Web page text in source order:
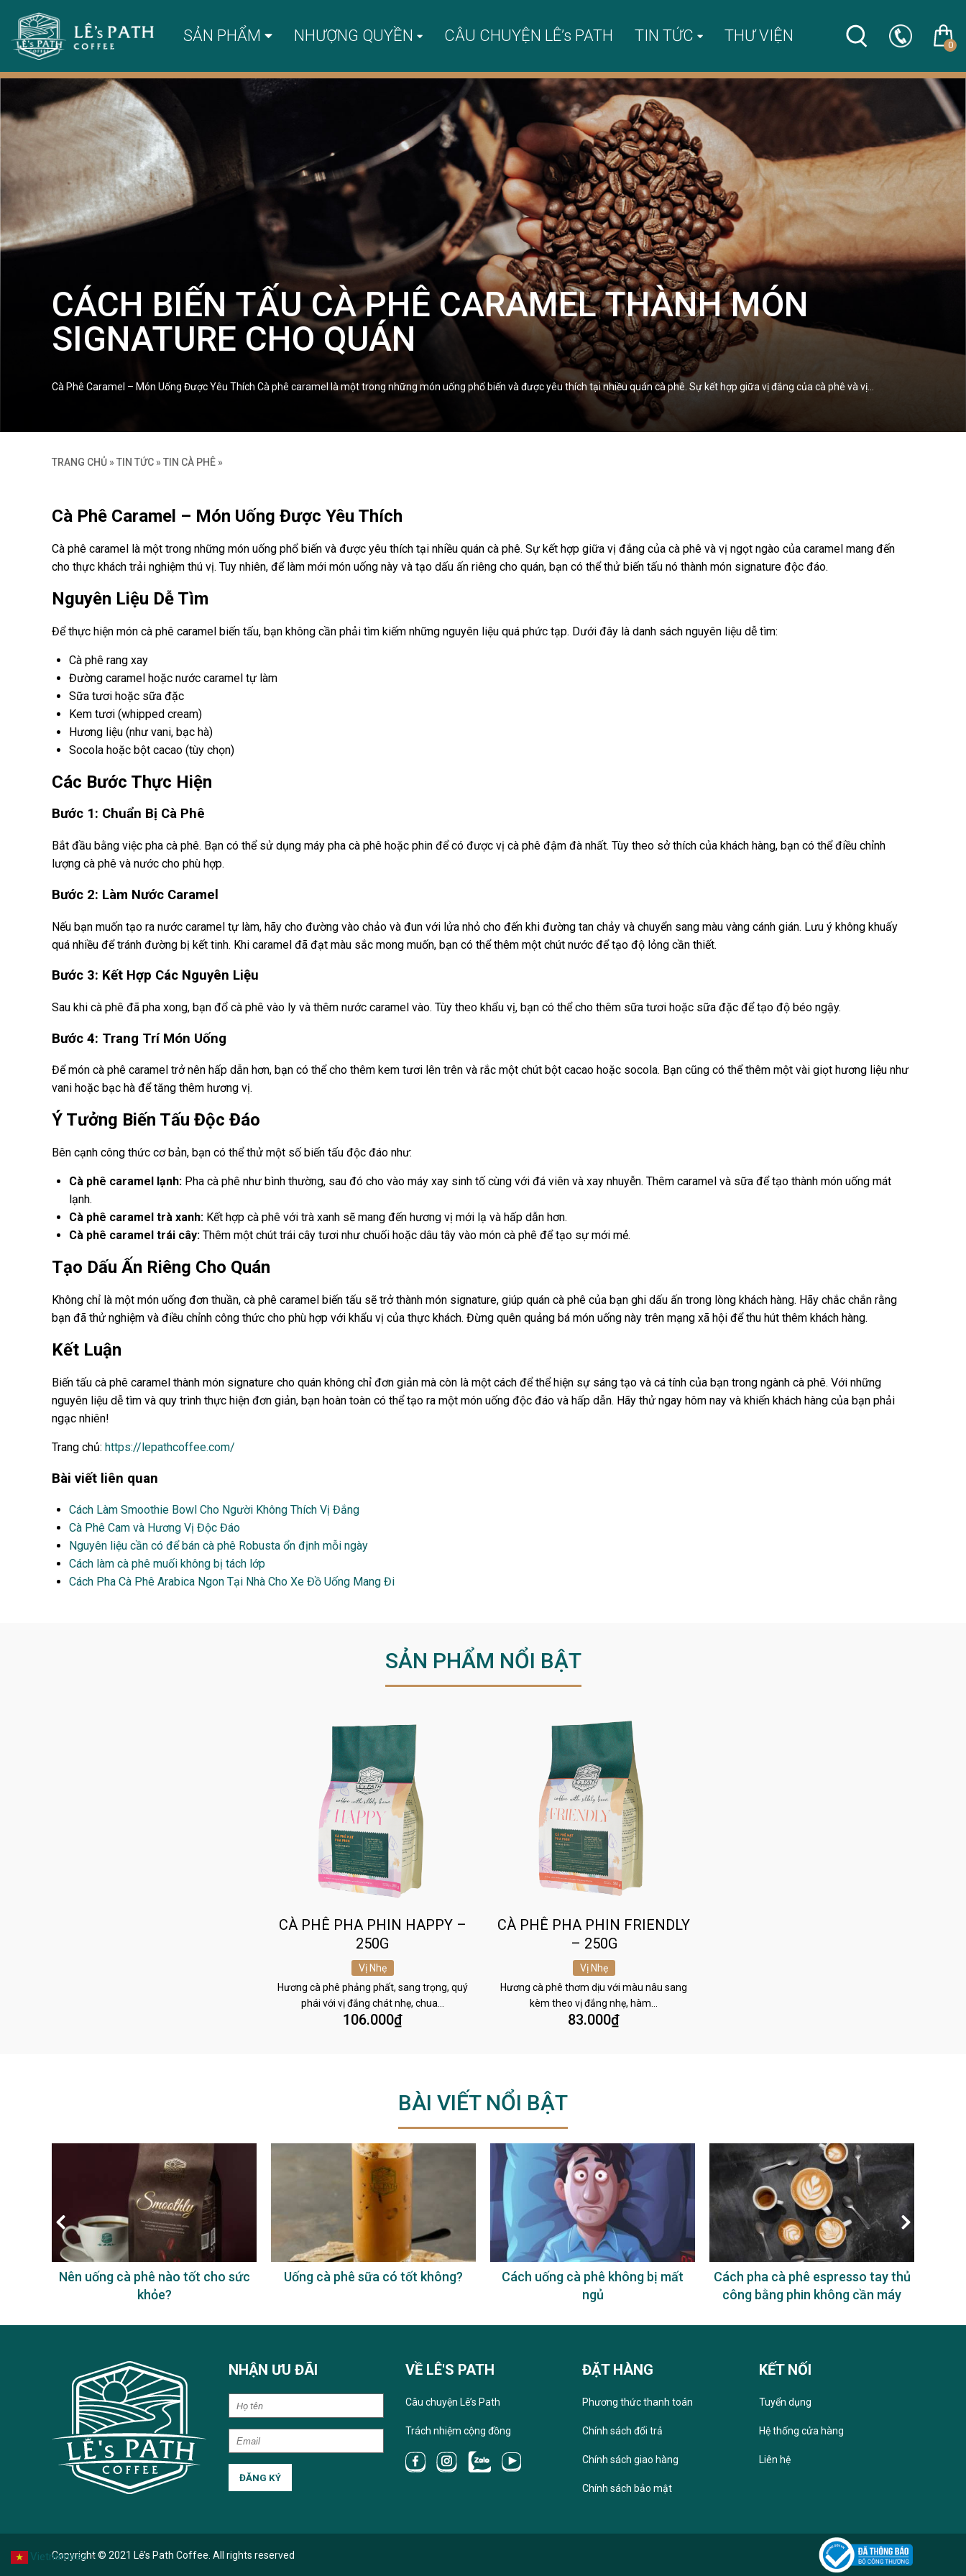
SẢN PHẨM NHƯỢNG QUYỀN CÂU CHUYỆN LÊ’s PATH TIN TỨC THƯ VIỆN 0
CÁCH BIẾN TẤU CÀ PHÊ CARAMEL THÀNH MÓN
SIGNATURE CHO QUÁN
Cà Phê Caramel – Món Uống Được Yêu Thích Cà phê caramel là một trong những món uống phổ biến và được yêu thích tại nhiều quán cà phê. Sự kết hợp giữa vị đắng của cà phê và vị…
TRANG CHỦ » TIN TỨC » TIN CÀ PHÊ »
Cà Phê Caramel – Món Uống Được Yêu Thích
Cà phê caramel là một trong những món uống phổ biến và được yêu thích tại nhiều quán cà phê. Sự kết hợp giữa vị đắng của cà phê và vị ngọt ngào của caramel mang đến
cho thực khách trải nghiệm thú vị. Tuy nhiên, để làm mới món uống này và tạo dấu ấn riêng cho quán, bạn có thể thử biến tấu nó thành món signature độc đáo.
Nguyên Liệu Dễ Tìm
Để thực hiện món cà phê caramel biến tấu, bạn không cần phải tìm kiếm những nguyên liệu quá phức tạp. Dưới đây là danh sách nguyên liệu dễ tìm:
Cà phê rang xay
Đường caramel hoặc nước caramel tự làm
Sữa tươi hoặc sữa đặc
Kem tươi (whipped cream)
Hương liệu (như vani, bạc hà)
Socola hoặc bột cacao (tùy chọn)
Các Bước Thực Hiện
Bước 1: Chuẩn Bị Cà Phê
Bắt đầu bằng việc pha cà phê. Bạn có thể sử dụng máy pha cà phê hoặc phin để có được vị cà phê đậm đà nhất. Tùy theo sở thích của khách hàng, bạn có thể điều chỉnh
lượng cà phê và nước cho phù hợp.
Bước 2: Làm Nước Caramel
Nếu bạn muốn tạo ra nước caramel tự làm, hãy cho đường vào chảo và đun với lửa nhỏ cho đến khi đường tan chảy và chuyển sang màu vàng cánh gián. Lưu ý không khuấy
quá nhiều để tránh đường bị kết tinh. Khi caramel đã đạt màu sắc mong muốn, bạn có thể thêm một chút nước để tạo độ lỏng cần thiết.
Bước 3: Kết Hợp Các Nguyên Liệu
Sau khi cà phê đã pha xong, bạn đổ cà phê vào ly và thêm nước caramel vào. Tùy theo khẩu vị, bạn có thể cho thêm sữa tươi hoặc sữa đặc để tạo độ béo ngậy.
Bước 4: Trang Trí Món Uống
Để món cà phê caramel trở nên hấp dẫn hơn, bạn có thể cho thêm kem tươi lên trên và rắc một chút bột cacao hoặc socola. Bạn cũng có thể thêm một vài giọt hương liệu như
vani hoặc bạc hà để tăng thêm hương vị.
Ý Tưởng Biến Tấu Độc Đáo
Bên cạnh công thức cơ bản, bạn có thể thử một số biến tấu độc đáo như:
Cà phê caramel lạnh: Pha cà phê như bình thường, sau đó cho vào máy xay sinh tố cùng với đá viên và xay nhuyễn. Thêm caramel và sữa để tạo thành món uống mát
lạnh.
Cà phê caramel trà xanh: Kết hợp cà phê với trà xanh sẽ mang đến hương vị mới lạ và hấp dẫn hơn.
Cà phê caramel trái cây: Thêm một chút trái cây tươi như chuối hoặc dâu tây vào món cà phê để tạo sự mới mẻ.
Tạo Dấu Ấn Riêng Cho Quán
Không chỉ là một món uống đơn thuần, cà phê caramel biến tấu sẽ trở thành món signature, giúp quán cà phê của bạn ghi dấu ấn trong lòng khách hàng. Hãy chắc chắn rằng
bạn đã thử nghiệm và điều chỉnh công thức cho phù hợp với khẩu vị của thực khách. Đừng quên quảng bá món uống này trên mạng xã hội để thu hút thêm khách hàng.
Kết Luận
Biến tấu cà phê caramel thành món signature cho quán không chỉ đơn giản mà còn là một cách để thể hiện sự sáng tạo và cá tính của bạn trong ngành cà phê. Với những
nguyên liệu dễ tìm và quy trình thực hiện đơn giản, bạn hoàn toàn có thể tạo ra một món uống độc đáo và hấp dẫn. Hãy thử ngay hôm nay và khiến khách hàng của bạn phải
ngạc nhiên!
Trang chủ: https://lepathcoffee.com/
Bài viết liên quan
Cách Làm Smoothie Bowl Cho Người Không Thích Vị Đắng
Cà Phê Cam và Hương Vị Độc Đáo
Nguyên liệu cần có để bán cà phê Robusta ổn định mỗi ngày
Cách làm cà phê muối không bị tách lớp
Cách Pha Cà Phê Arabica Ngon Tại Nhà Cho Xe Đồ Uống Mang Đi
SẢN PHẨM NỔI BẬT
CÀ PHÊ PHA PHIN HAPPY –
250G
Vị Nhẹ
Hương cà phê phảng phất, sang trọng, quý
phái với vị đắng chát nhẹ, chua…
106.000₫
CÀ PHÊ PHA PHIN FRIENDLY
– 250G
Vị Nhẹ
Hương cà phê thơm dịu với màu nâu sang
kèm theo vị đắng nhẹ, hàm…
83.000₫
BÀI VIẾT NỔI BẬT
Nên uống cà phê nào tốt cho sức
khỏe?
Uống cà phê sữa có tốt không?
Cách uống cà phê không bị mất
ngủ
Cách pha cà phê espresso tay thủ
công bằng phin không cần máy
NHẬN ƯU ĐÃI VỀ LÊ'S PATH
Câu chuyện Lê’s Path
Trách nhiệm cộng đồng
ĐẶT HÀNG
Phương thức thanh toán
Chính sách đổi trả
Chính sách giao hàng
Chính sách bảo mật
KẾT NỐI
Tuyển dụng
Hệ thống cửa hàng
Liên hệ
Copyright © 2021 Lê’s Path Coffee. All rights reserved
Vietnamese ▼